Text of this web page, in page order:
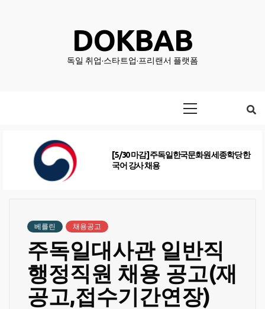
DOKBAB
독일 취업·스타트업·프리랜서 플랫폼
[5/30 마감] 주독일한국문화원 세종학당 한
국어 강사 채용
베를린 채용공고
주독일대사관 일반직
행정직원 채용 공고(재
공고,접수기간연장)